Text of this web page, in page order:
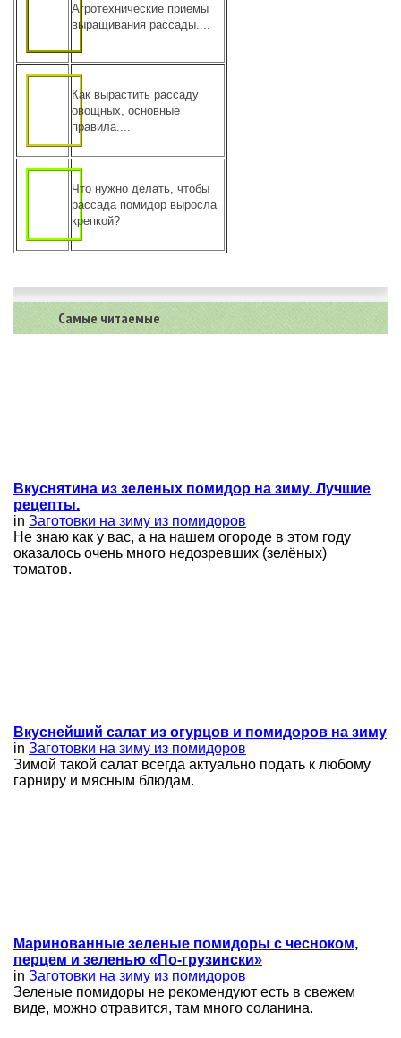
Агротехнические приемы
выращивания рассады....
Как вырастить рассаду
овощных, основные
правила....
Что нужно делать, чтобы
рассада помидор выросла
крепкой?
Самые читаемые
Вкуснятина из зеленых помидор на зиму. Лучшие
рецепты.
in Заготовки на зиму из помидоров
Не знаю как у вас, а на нашем огороде в этом году
оказалось очень много недозревших (зелёных)
томатов.
Вкуснейший салат из огурцов и помидоров на зиму
in Заготовки на зиму из помидоров
Зимой такой салат всегда актуально подать к любому
гарниру и мясным блюдам.
Маринованные зеленые помидоры с чесноком,
перцем и зеленью «По-грузински»
in Заготовки на зиму из помидоров
Зеленые помидоры не рекомендуют есть в свежем
виде, можно отравится, там много соланина.